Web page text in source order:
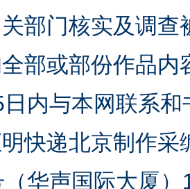
部门核实及调
部或部份作品
内与本网联系
快递北京制作
华声国际大厦